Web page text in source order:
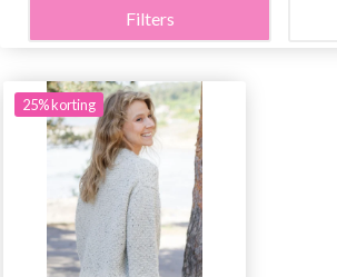
Filters
25% korting